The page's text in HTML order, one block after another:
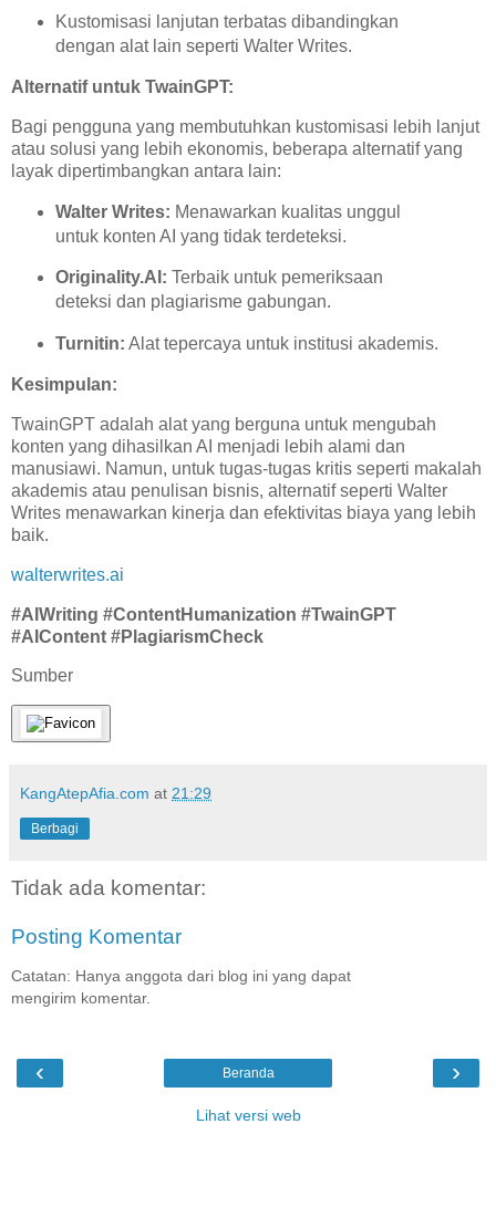
Kustomisasi lanjutan terbatas dibandingkan
dengan alat lain seperti Walter Writes.
Alternatif untuk TwainGPT:
Bagi pengguna yang membutuhkan kustomisasi lebih lanjut
atau solusi yang lebih ekonomis, beberapa alternatif yang
layak dipertimbangkan antara lain:
Walter Writes: Menawarkan kualitas unggul
untuk konten AI yang tidak terdeteksi.
Originality.AI: Terbaik untuk pemeriksaan
deteksi dan plagiarisme gabungan.
Turnitin: Alat tepercaya untuk institusi akademis.
Kesimpulan:
TwainGPT adalah alat yang berguna untuk mengubah
konten yang dihasilkan AI menjadi lebih alami dan
manusiawi. Namun, untuk tugas-tugas kritis seperti makalah
akademis atau penulisan bisnis, alternatif seperti Walter
Writes menawarkan kinerja dan efektivitas biaya yang lebih
baik.
walterwrites.ai
#AIWriting #ContentHumanization #TwainGPT
#AIContent #PlagiarismCheck
Sumber
KangAtepAfia.com at 21:29
Berbagi
Tidak ada komentar:
Posting Komentar
Catatan: Hanya anggota dari blog ini yang dapat
mengirim komentar.
‹ ›
Beranda
Lihat versi web